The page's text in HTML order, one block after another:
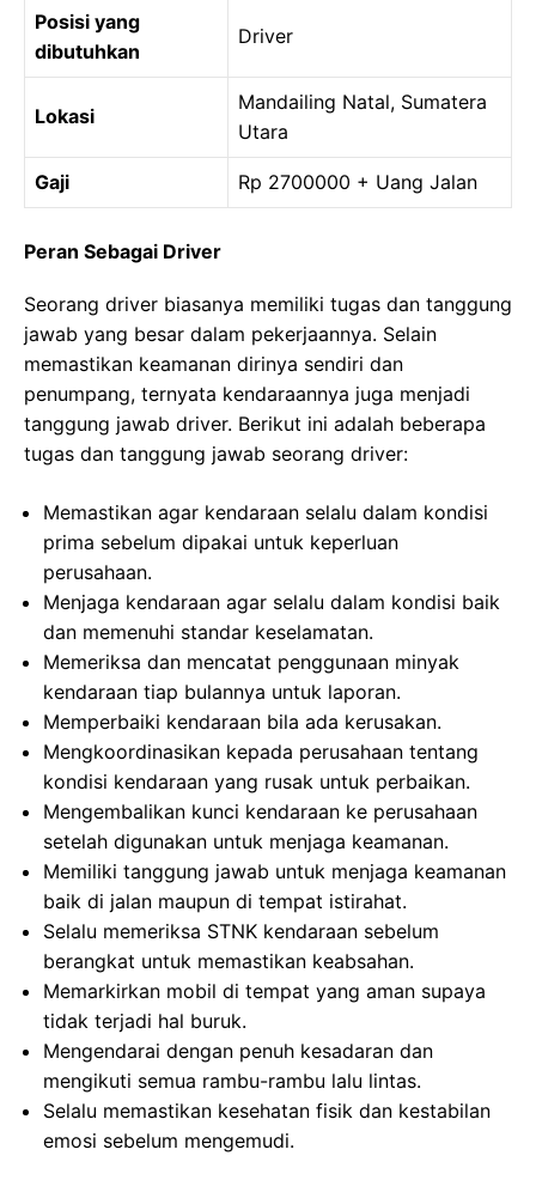
Posisi yang
dibutuhkan
Driver
Lokasi
Mandailing Natal, Sumatera
Utara
Gaji Rp 2700000 + Uang Jalan
Peran Sebagai Driver
Seorang driver biasanya memiliki tugas dan tanggung
jawab yang besar dalam pekerjaannya. Selain
memastikan keamanan dirinya sendiri dan
penumpang, ternyata kendaraannya juga menjadi
tanggung jawab driver. Berikut ini adalah beberapa
tugas dan tanggung jawab seorang driver:
Memastikan agar kendaraan selalu dalam kondisi
prima sebelum dipakai untuk keperluan
perusahaan.
Menjaga kendaraan agar selalu dalam kondisi baik
dan memenuhi standar keselamatan.
Memeriksa dan mencatat penggunaan minyak
kendaraan tiap bulannya untuk laporan.
Memperbaiki kendaraan bila ada kerusakan.
Mengkoordinasikan kepada perusahaan tentang
kondisi kendaraan yang rusak untuk perbaikan.
Mengembalikan kunci kendaraan ke perusahaan
setelah digunakan untuk menjaga keamanan.
Memiliki tanggung jawab untuk menjaga keamanan
baik di jalan maupun di tempat istirahat.
Selalu memeriksa STNK kendaraan sebelum
berangkat untuk memastikan keabsahan.
Memarkirkan mobil di tempat yang aman supaya
tidak terjadi hal buruk.
Mengendarai dengan penuh kesadaran dan
mengikuti semua rambu-rambu lalu lintas.
Selalu memastikan kesehatan fisik dan kestabilan
emosi sebelum mengemudi.